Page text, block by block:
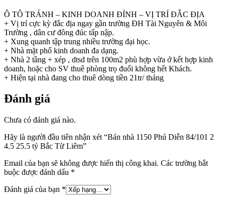
Ô TÔ TRÁNH – KINH DOANH ĐỈNH – VỊ TRÍ ĐẮC ĐỊA
+ Vị trí cực kỳ đắc địa ngay gần trường ĐH Tài Nguyên & Môi
Trường , dân cư đông đúc tấp nập.
+ Xung quanh tập trung nhiều trường đại học.
+ Nhà mặt phố kinh doanh đa dạng.
+ Nhà 2 tầng + xép , dtsd trên 100m2 phù hợp vừa ở kết hợp kinh
doanh, hoặc cho SV thuê phòng trọ đuổi không hết Khách.
+ Hiện tại nhà đang cho thuê dòng tiền 21tr/ tháng
Đánh giá
Chưa có đánh giá nào.
Hãy là người đầu tiên nhận xét “Bán nhà 1150 Phú Diễn 84/101 2
4.5 25.5 tỷ Bắc Từ Liêm”
Email của bạn sẽ không được hiển thị công khai. Các trường bắt
buộc được đánh dấu *
Đánh giá của bạn *